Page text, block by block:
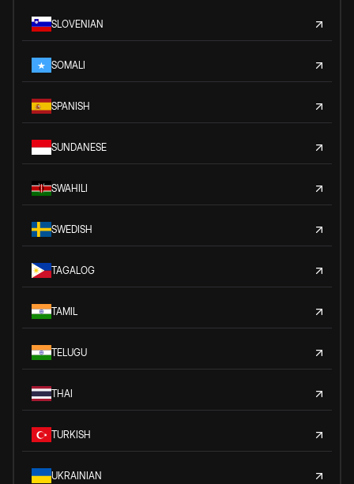
SLOVENIAN
SOMALI
SPANISH
SUNDANESE
SWAHILI
SWEDISH
TAGALOG
TAMIL
TELUGU
THAI
TURKISH
UKRAINIAN